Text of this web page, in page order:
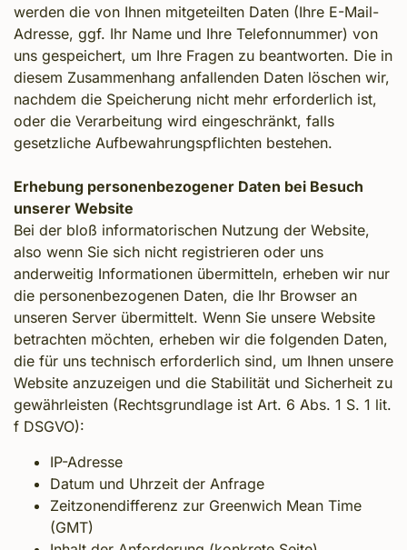
werden die von Ihnen mitgeteilten Daten (Ihre E-Mail-
Adresse, ggf. Ihr Name und Ihre Telefonnummer) von
uns gespeichert, um Ihre Fragen zu beantworten. Die in
diesem Zusammenhang anfallenden Daten löschen wir,
nachdem die Speicherung nicht mehr erforderlich ist,
oder die Verarbeitung wird eingeschränkt, falls
gesetzliche Aufbewahrungspflichten bestehen.
Erhebung personenbezogener Daten bei Besuch
unserer Website
Bei der bloß informatorischen Nutzung der Website,
also wenn Sie sich nicht registrieren oder uns
anderweitig Informationen übermitteln, erheben wir nur
die personenbezogenen Daten, die Ihr Browser an
unseren Server übermittelt. Wenn Sie unsere Website
betrachten möchten, erheben wir die folgenden Daten,
die für uns technisch erforderlich sind, um Ihnen unsere
Website anzuzeigen und die Stabilität und Sicherheit zu
gewährleisten (Rechtsgrundlage ist Art. 6 Abs. 1 S. 1 lit.
f DSGVO):
IP-Adresse
Datum und Uhrzeit der Anfrage
Zeitzonendifferenz zur Greenwich Mean Time
(GMT)